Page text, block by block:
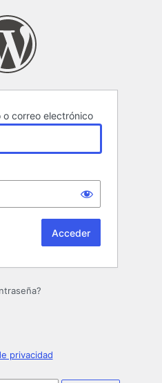
o correo electrónico
privacidad